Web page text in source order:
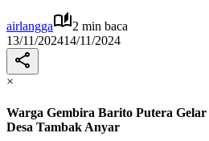
airlangga
2 min baca
13/11/202414/11/2024
×
Warga Gembira Barito Putera
Desa Tambak Anyar